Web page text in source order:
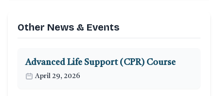
Other News & Events
Advanced Life Support (CPR) Course
April 29, 2026